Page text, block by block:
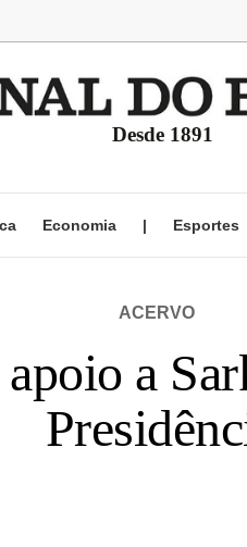
Desde 1891
Economia | Esportes
ACERVO
a